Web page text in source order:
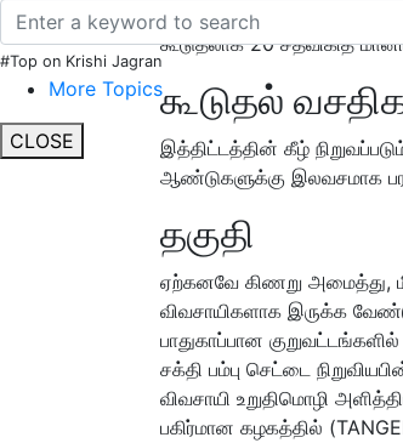
#Top on Krishi Jagran
More Topics
CLOSE
ஆதி திராவிட, பழங்குடியின
கூடுதலாக 20 சதவிகித
கூடுதல்
இத்திட்டத்தின் கீழ்
ஆண்டுகளுக்கு இலவசமாக
தகுதி
ஏற்கனவே கிணறு அமைத்து,
விவசாயிகளாக இருக்க
பாதுகாப்பான
சக்தி பம்பு செட்டை
விவசாயி உறுதிமொழி
பகிர்மான கழகத்தில்